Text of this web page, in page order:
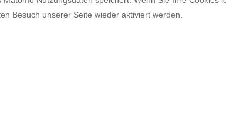
Besuch unserer Seite wieder aktiviert werden.